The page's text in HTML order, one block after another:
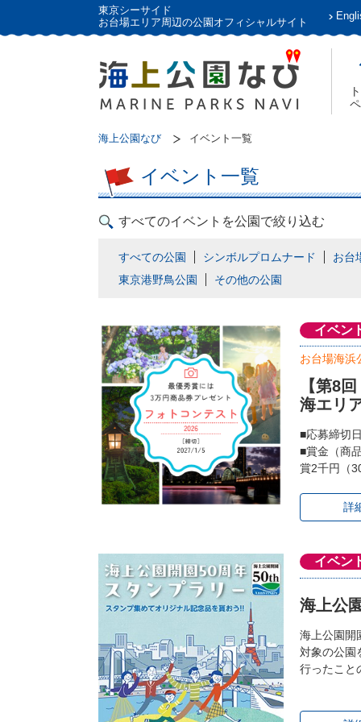
東京シーサイド
お台場エリア周辺の公園オフィシャルサイト
海上公園なび イベント一覧
イベント一覧
すべてのイベントを公園で絞り込む
すべての公園 シンボルプロムナード
お台
東京港野鳥公園
その他の公園
イベン
お台場海浜
【第8
海エリ
■応募締切
■賞金（商
賞2千円（
詳
イベン
海上公
海上公園開
対象の公園
行ったこと